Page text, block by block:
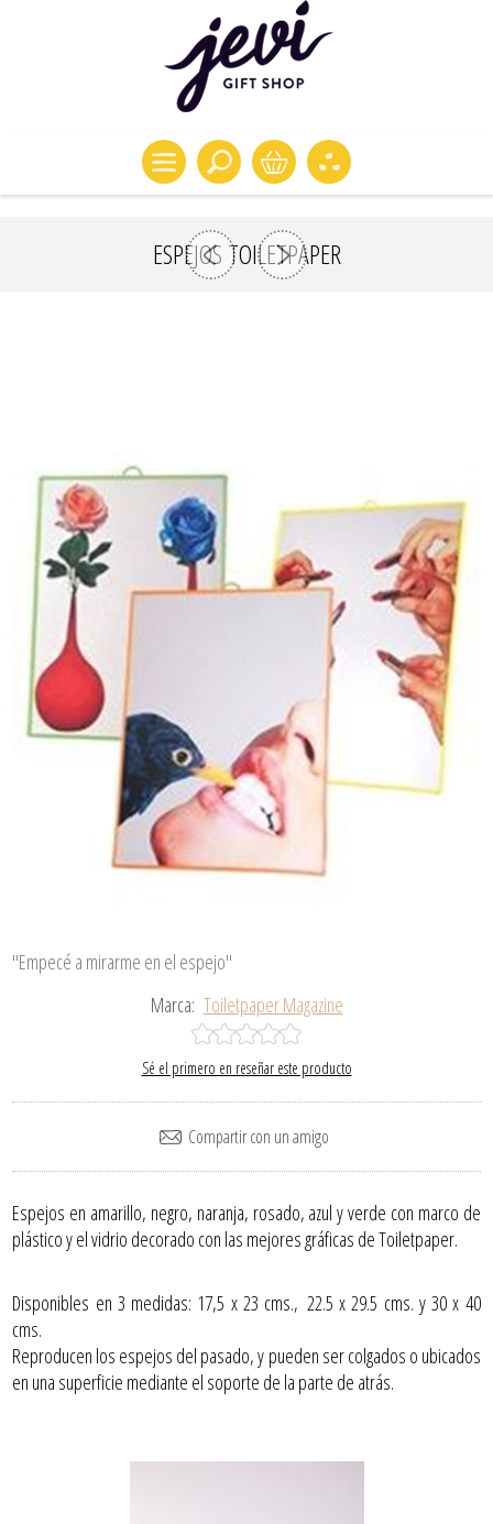
ESPEJOS TOILETPAPER
"Empecé a mirarme en el espejo"
Marca: Toiletpaper Magazine
Sé el primero en reseñar este producto
Espejos en amarillo, negro, naranja, rosado, azul y verde con marco de
plástico y el vidrio decorado con las mejores gráficas de Toiletpaper.
Disponibles en 3 medidas: 17,5 x 23 cms., 22.5 x 29.5 cms. y 30 x 40
cms.
Reproducen los espejos del pasado, y pueden ser colgados o ubicados
en una superficie mediante el soporte de la parte de atrás.